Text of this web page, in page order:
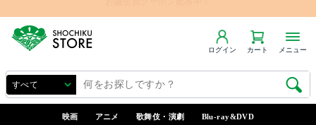
ログイン カート メニュー
映画 アニメ 歌舞伎・演劇 Blu-ray&DVD